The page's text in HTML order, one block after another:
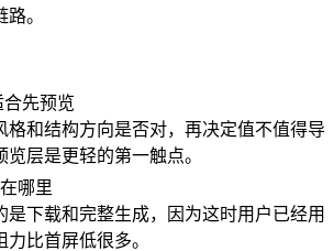
。
合先预览
格和结构方向是否对，再决定值不值得导
层是更轻的第一触点。
哪里
是下载和完整生成，因为这时用户已经用
比首屏低很多。